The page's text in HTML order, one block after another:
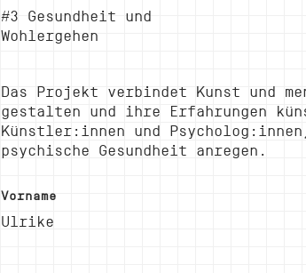
#3 Gesundheit und
Wohlergehen
Das Projekt verbindet Kunst und
gestalten und ihre Erfahrungen
Künstler:innen und
psychische Gesundheit anregen.
Vorname
Ulrike